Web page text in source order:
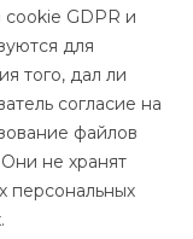
cookie GDPR и
для
того, дал ли
согласие на
файлов
не хранят
персональных